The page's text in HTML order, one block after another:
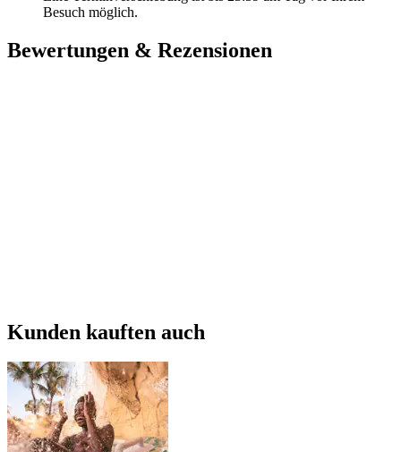
Besuch möglich.
Bewertungen & Rezensionen
Kunden kauften auch